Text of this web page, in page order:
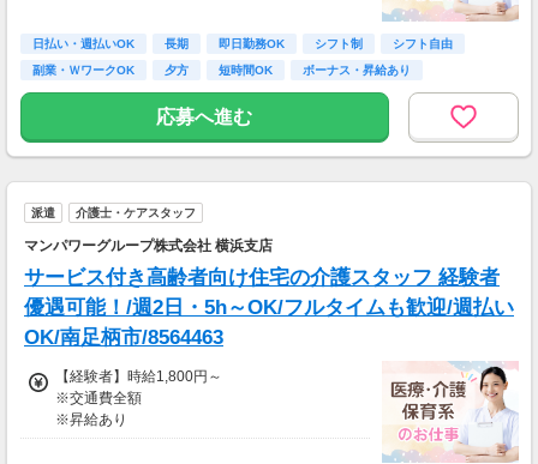
◎日勤／経験者の場合
・日収(1,800*8)円（時給1,800円×8h）
※資格手当あり（時給50円～UP/資格の種類に
よって異なる）
支払方法：週払い
※週払いOK（規定あり）
→金曜日締め最短翌週火曜日にお給料GET♪
（稼働開始時は手続き完了次第となります）
交通費：別途全額支給
※車・バイク通勤に関して施設により異なる場
合あり（応相談）
日払い・週払いOK 長期 即日勤務OK シフト制
シフト自由
副業・ＷワークOK
夕方 短時間OK ボーナス・昇給あり
応募へ進む
派遣 介護士・ケアスタッフ
マンパワーグループ株式会社 横浜支店
サービス付き高齢者向け住宅の介護スタッフ 経験者
優遇可能！/週2日・5h～OK/フルタイムも歓迎/週払い
OK/南足柄市/8564463
【経験者】時給1,800円～
※交通費全額
※昇給あり